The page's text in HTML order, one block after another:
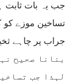
جب یہ بات ثابت
تساخین موزے
جراب پر چاہے
بنانا صحیح
لہذا جب